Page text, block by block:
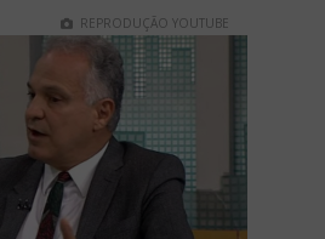
REPRODUÇÃO YOUTUBE